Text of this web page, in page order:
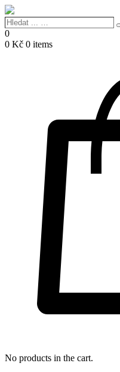
Hledat
...
…
0
0 Kč 0 items
No products in the cart.